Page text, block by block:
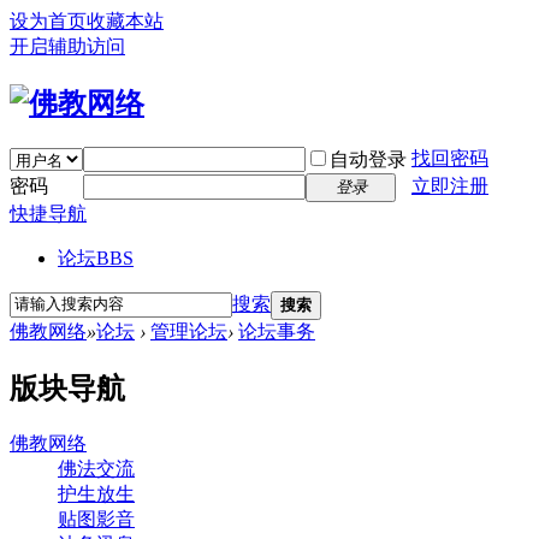
设为首页收藏本站
开启辅助访问
自动登录 找回密码
密码
登录
立即注册
快捷导航
论坛BBS
搜索 搜索
佛教网络»论坛 › 管理论坛› 论坛事务
版块导航
佛教网络
佛法交流
护生放生
贴图影音